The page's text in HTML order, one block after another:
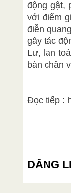
động gật,
với điểm
điễn
gây tác
Lư, lan
bàn chân
Đọc tiếp :
DÂNG